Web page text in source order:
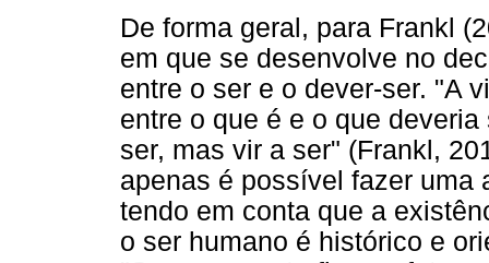
De forma geral, para Frankl
em que se desenvolve no
entre o ser e o dever-ser. "A
entre o que é e o que
ser, mas vir a ser" (Frankl,
apenas é possível fazer uma
tendo em conta que a
o ser humano é histórico e